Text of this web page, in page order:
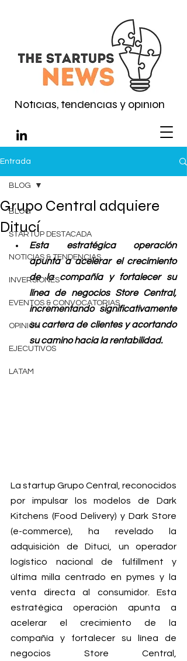
Noticias, tendencias y opinión
Entrada
BLOG
STARTUP DESTACADA
NOTICIAS & TENDENCIAS
INVERSIONES
EVENTOS & CONVOCATORIAS
OPINIÓN
EJECUTIVOS
LATAM
BLOG
Grupo Central adquiere
Ditucí
Esta estratégica operación
apunta a acelerar el crecimiento
de la compañía y fortalecer su
línea de negocios Store Central,
incrementando significativamente
su cartera de clientes y acortando
su camino hacia la rentabilidad.
La startup Grupo Central, reconocidos
por impulsar los modelos de Dark
Kitchens (Food Delivery) y Dark Store
(e-commerce), ha revelado la
adquisición de Ditucí, un operador
logístico nacional de fulfillment y
última milla centrado en pymes y la
venta directa al consumidor. Esta
estratégica operación apunta a
acelerar el crecimiento de la
compañía y fortalecer su línea de
negocios Store Central,